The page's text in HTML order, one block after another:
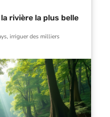
rivière la plus belle
irriguer des milliers